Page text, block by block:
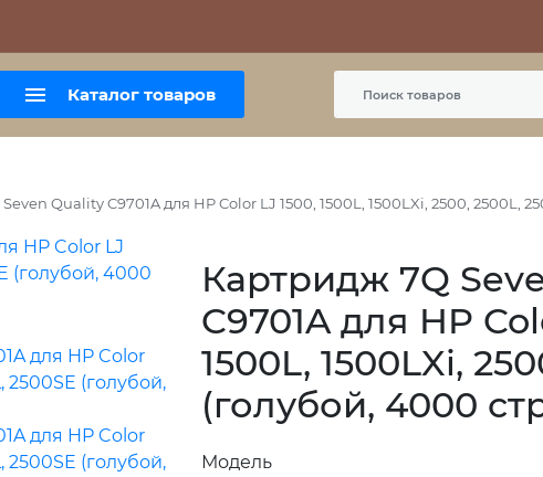
Каталог товаров
Quality C9701A для HP Color LJ 1500, 1500L, 1500LXi, 2500, 2500L,
Картридж 7Q
C9701A для HP
1500L, 1500LXi,
(голубой, 4000
Модель